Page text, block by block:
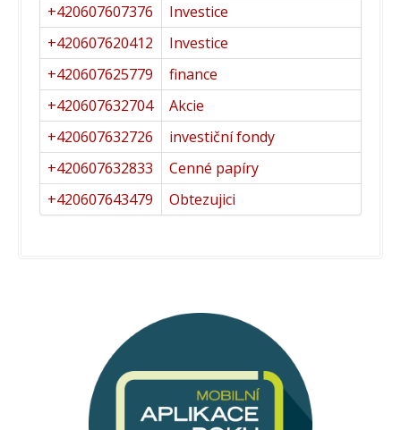
+420607607376
Investice
+420607620412
Investice
+420607625779
finance
+420607632704
Akcie
+420607632726
investiční fondy
+420607632833
Cenné papíry
+420607643479
Obtezujici